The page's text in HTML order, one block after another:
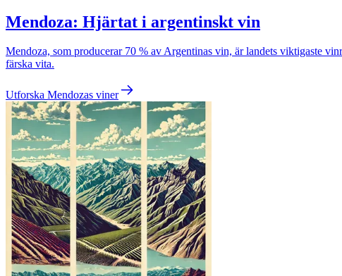
Mendoza: Hjärtat i argentinskt vin
Mendoza, som producerar 70 % av Argentinas vin, är landets viktigaste
färska vita.
Utforska Mendozas viner